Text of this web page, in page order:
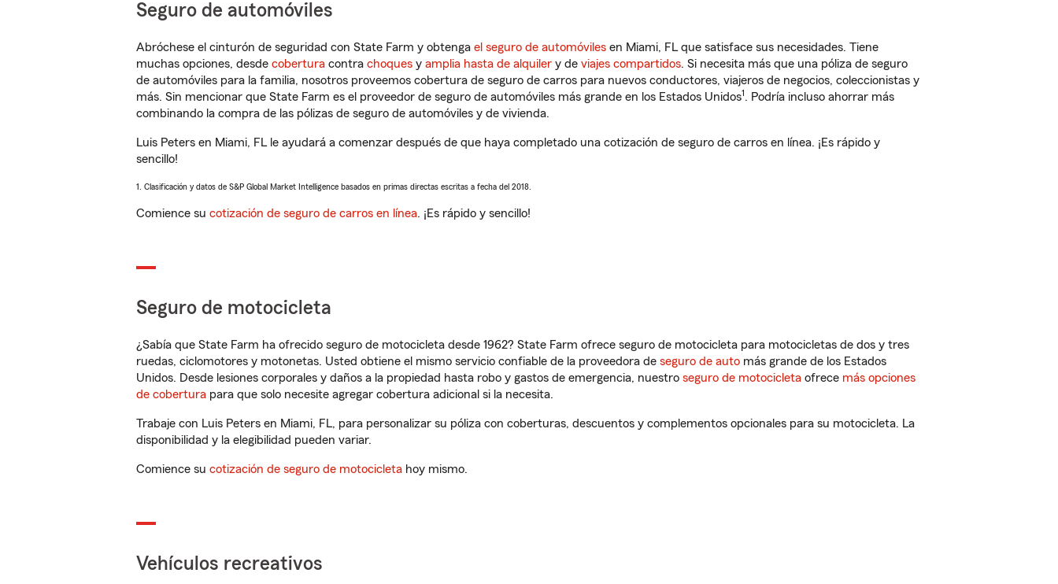
Seguro de automóviles
Abróchese el cinturón de seguridad con State Farm y obtenga el seguro de automóviles en Miami, FL que satisface sus necesidades. Tiene
muchas opciones, desde cobertura contra choques y amplia hasta de alquiler y de viajes compartidos. Si necesita más que una póliza de seguro
de automóviles para la familia, nosotros proveemos cobertura de seguro de carros para nuevos conductores, viajeros de negocios, coleccionistas y
más. Sin mencionar que State Farm es el proveedor de seguro de automóviles más grande en los Estados Unidos1. Podría incluso ahorrar más
combinando la compra de las pólizas de seguro de automóviles y de vivienda.
Luis Peters en Miami, FL le ayudará a comenzar después de que haya completado una cotización de seguro de carros en línea. ¡Es rápido y
sencillo!
1. Clasificación y datos de S&P Global Market Intelligence basados en primas directas escritas a fecha del 2018.
Comience su cotización de seguro de carros en línea. ¡Es rápido y sencillo!
Seguro de motocicleta
¿Sabía que State Farm ha ofrecido seguro de motocicleta desde 1962? State Farm ofrece seguro de motocicleta para motocicletas de dos y tres
ruedas, ciclomotores y motonetas. Usted obtiene el mismo servicio confiable de la proveedora de seguro de auto más grande de los Estados
Unidos. Desde lesiones corporales y daños a la propiedad hasta robo y gastos de emergencia, nuestro seguro de motocicleta ofrece más opciones
de cobertura para que solo necesite agregar cobertura adicional si la necesita.
Trabaje con Luis Peters en Miami, FL, para personalizar su póliza con coberturas, descuentos y complementos opcionales para su motocicleta. La
disponibilidad y la elegibilidad pueden variar.
Comience su cotización de seguro de motocicleta hoy mismo.
Vehículos recreativos